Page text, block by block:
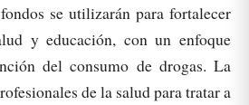
se utilizarán para fortalecer
y educación, con un enfoque
del consumo de drogas. La
de la salud para tratar a